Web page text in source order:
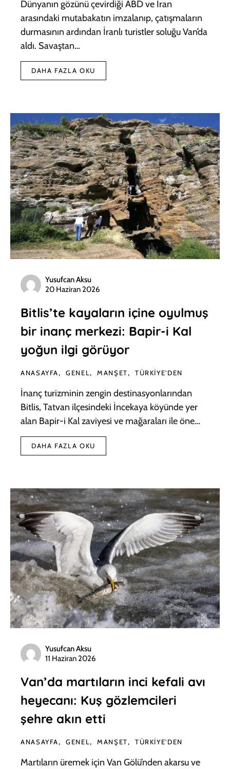
Dünyanın gözünü çevirdiği ABD ve İran
arasındaki mutabakatın imzalanıp, çatışmaların
durmasının ardından İranlı turistler soluğu Van’da
aldı. Savaştan…
DAHA FAZLA OKU
Yusufcan Aksu
20 Haziran 2026
Bitlis’te kayaların içine oyulmuş
bir inanç merkezi: Bapir-i Kal
yoğun ilgi görüyor
ANASAYFA GENEL MANŞET TÜRKIYE'DEN
İnanç turizminin zengin destinasyonlarından
Bitlis, Tatvan ilçesindeki İncekaya köyünde yer
alan Bapir-i Kal zaviyesi ve mağaraları ile öne…
DAHA FAZLA OKU
Yusufcan Aksu
11 Haziran 2026
Van’da martıların inci kefali avı
heyecanı: Kuş gözlemcileri
şehre akın etti
ANASAYFA GENEL MANŞET TÜRKIYE'DEN
Martıların üremek için Van Gölü’nden akarsu ve